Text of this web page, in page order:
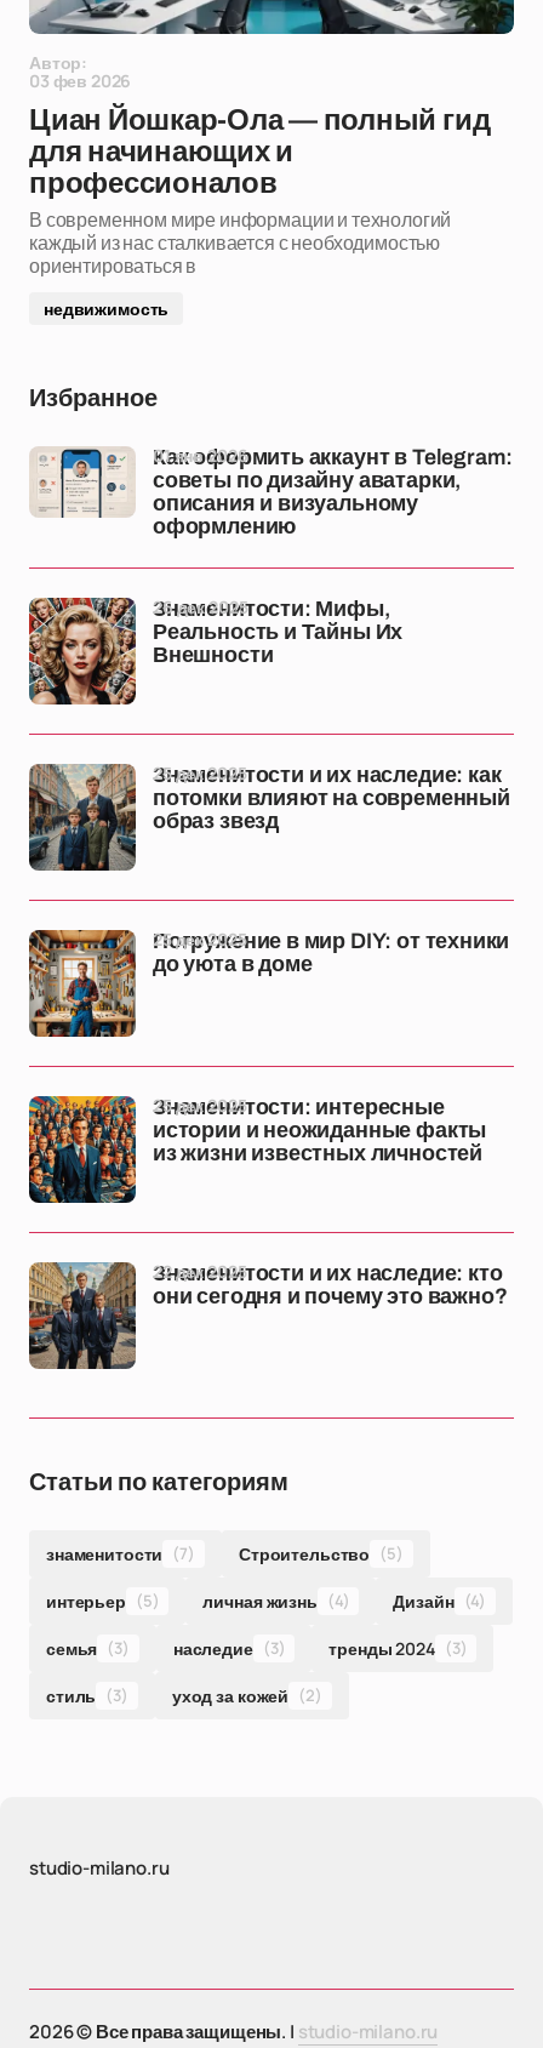
Автор:
03 фев 2026
Циан Йошкар-Ола — полный гид
для начинающих и
профессионалов
В современном мире информации и технологий
каждый из нас сталкивается с необходимостью
ориентироваться в
недвижимость
Избранное
Как оформить аккаунт в Telegram:
советы по дизайну аватарки,
описания и визуальному
оформлению
01 янв 2026
Знаменитости: Мифы,
Реальность и Тайны Их
Внешности
26 дек 2025
Знаменитости и их наследие: как
потомки влияют на современный
образ звезд
25 дек 2025
Погружение в мир DIY: от техники
до уюта в доме
25 дек 2025
Знаменитости: интересные
истории и неожиданные факты
из жизни известных личностей
25 дек 2025
Знаменитости и их наследие: кто
они сегодня и почему это важно?
22 дек 2025
Статьи по категориям
знаменитости (7) Строительство (5)
интерьер (5) личная жизнь (4) Дизайн (4)
семья (3) наследие (3) тренды 2024 (3)
стиль (3) уход за кожей (2)
studio-milano.ru
2026 © Все права защищены. | studio-milano.ru